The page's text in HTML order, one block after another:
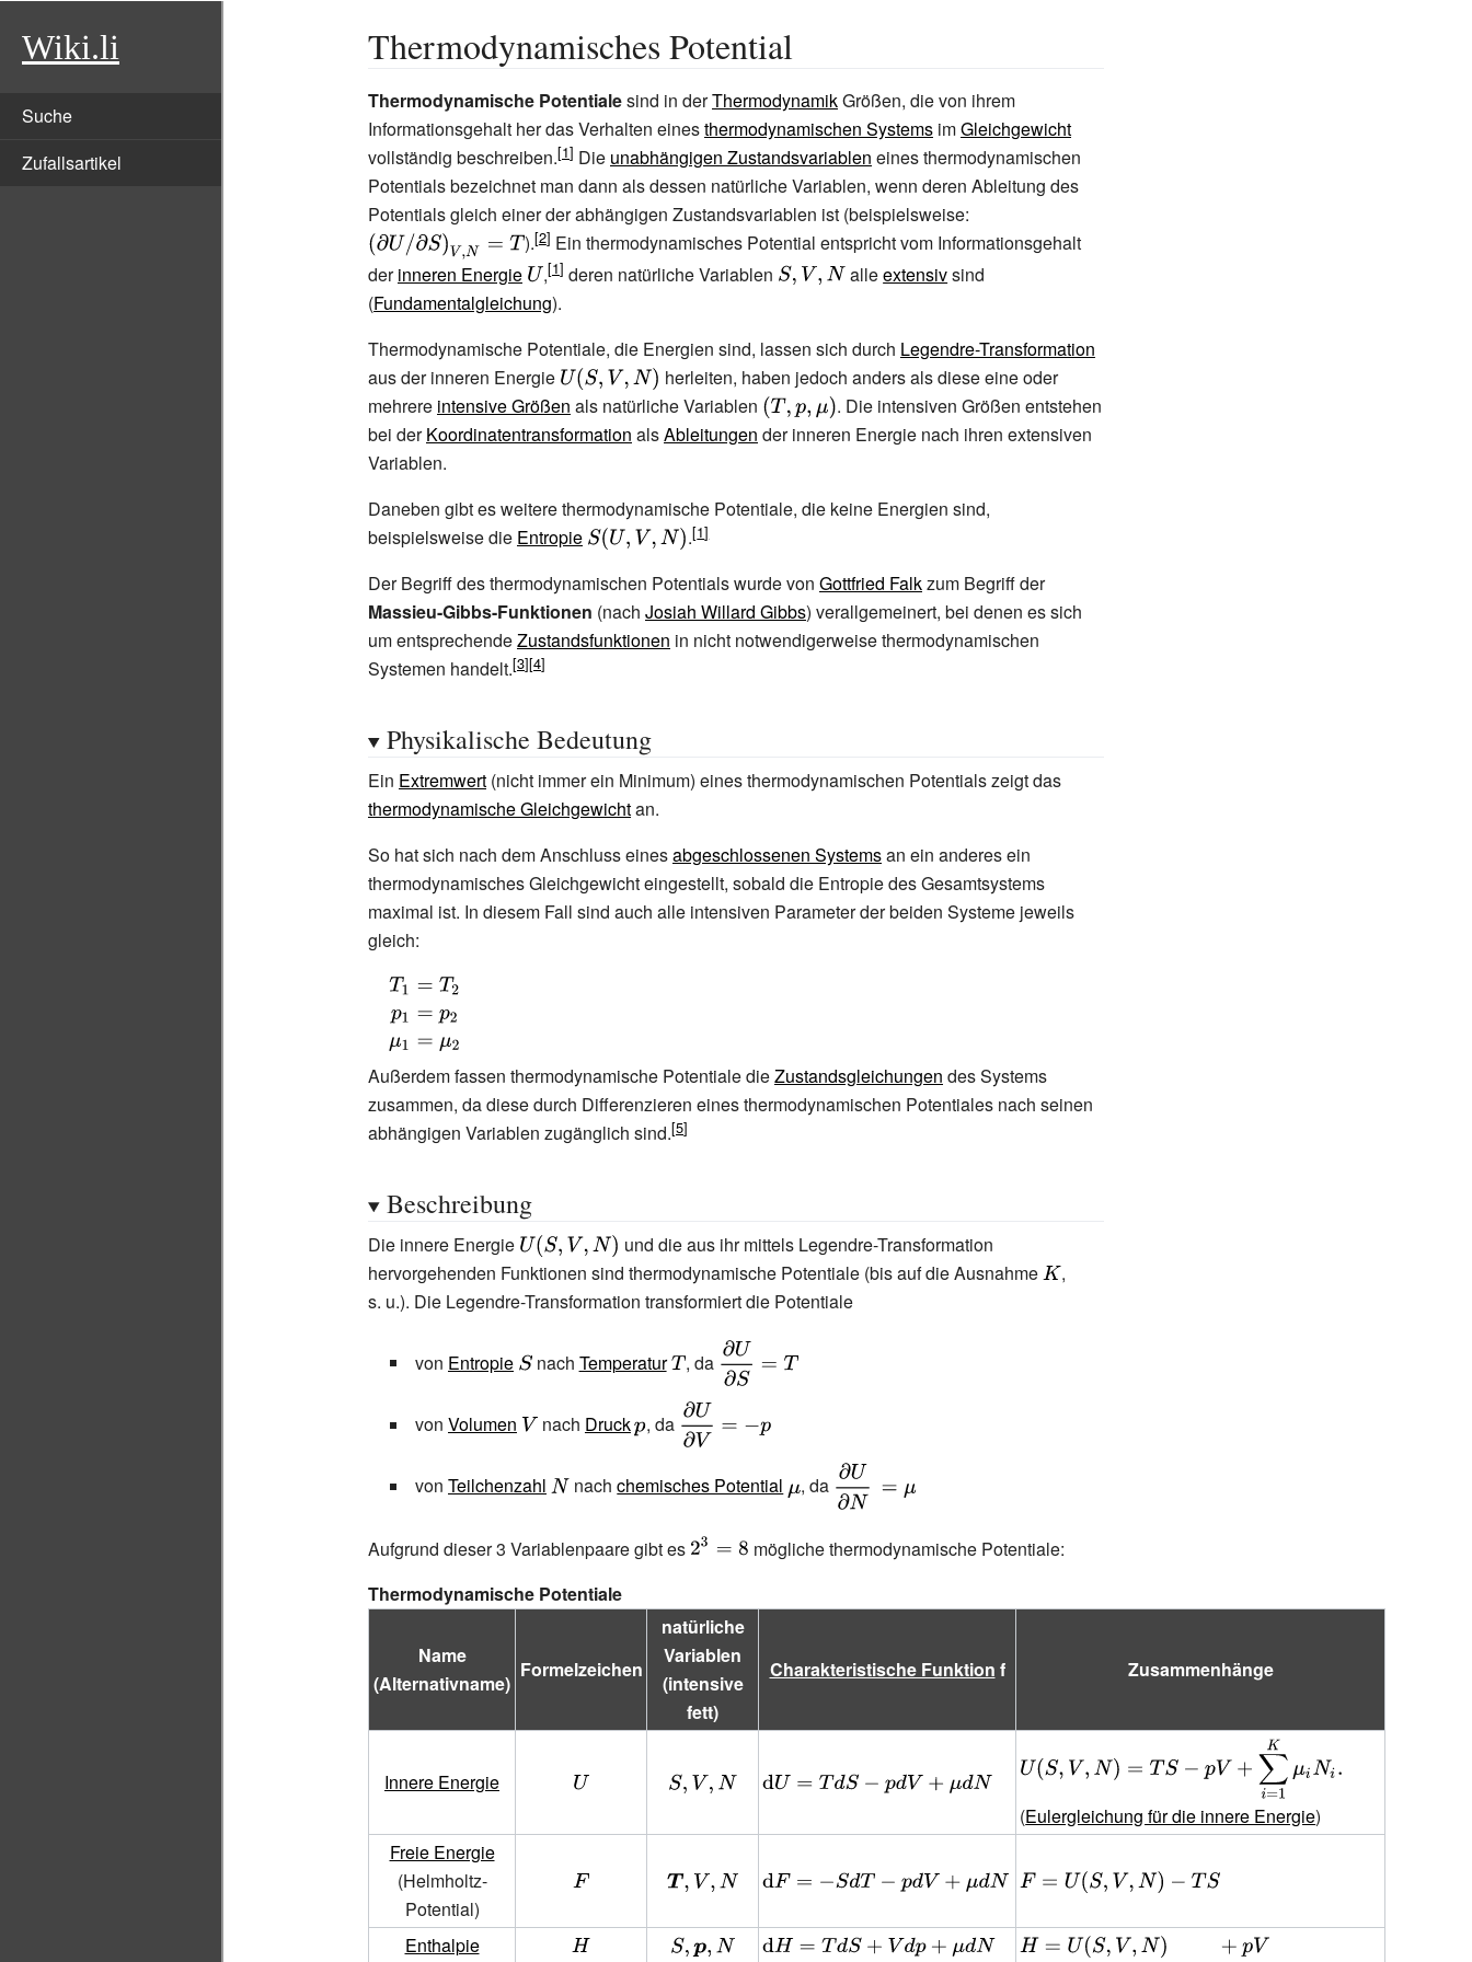
Wiki.li
Suche
Zufallsartikel
Thermodynamisches Potential
Thermodynamische Potentialesind in derThermodynamikGrößen, die von ihrem
Informationsgehalt her das Verhalten einesthermodynamischen Systems imGleichgewicht
vollständig beschreiben.
Die unabhängigen Zustandsvariablen eines thermodynamischen
Potentials bezeichnet man dann als dessen natürliche Variablen, wenn deren Ableitung des
Potentials gleich einer der abhängigen Zustandsvariablen ist (beispielsweise:
\left(\partial
U/\partial
).
Ein thermodynamisches Potential entspricht vom Informationsgehalt
derinneren Energie {\displaystyle
U}
, deren natürliche Variablen {\displaystyle
alleextensivsind
(Fundamentalgleichung).
Thermodynamische Potentiale, die Energien sind, lassen sich durch Legendre-Transformation
aus der inneren Energie {\displaystyle
U(S,V,N)}
herleiten, haben jedoch anders als diese eine oder
mehrere intensive Größen als natürliche Variablen {\displaystyle
(T,p,\mu )}
. Die intensiven Größen entstehen
bei derKoordinatentransformation alsAbleitungen der inneren Energie nach ihren extensiven
Variablen.
Daneben gibt es weitere thermodynamische Potentiale, die keine Energien sind,
beispielsweise die Entropie {\displaystyle.
Der Begriff des thermodynamischen Potentials wurde von Gottfried Falkzum Begriff der
Massieu-Gibbs-Funktionen (nach Josiah Willard Gibbs) verallgemeinert, bei denen es sich
um entsprechendeZustandsfunktionen in nicht notwendigerweise thermodynamischen
Systemen handelt.
Physikalische Bedeutung
Ein Extremwert (nicht immer ein Minimum) eines thermodynamischen Potentials zeigt das
thermodynamische Gleichgewichtan.
So hat sich nach dem Anschluss einesabgeschlossenen Systemsan ein anderes ein
thermodynamisches Gleichgewicht eingestellt, sobald die Entropie des Gesamtsystems
maximal ist. In diesem Fall sind auch alle intensiven Parameter der beiden Systeme jeweils
gleich:
{\displaystyle
{\begin{aligned}T_{1}&=T_{2}\\p_{1}&=p_{2}\\\mu
_{1}&=\mu _{2}\end{aligned}}}
Außerdem fassen thermodynamische Potentiale dieZustandsgleichungen des Systems
zusammen, da diese durch Differenzieren eines thermodynamischen Potentiales nach seinen
abhängigen Variablen zugänglich sind.
Beschreibung
Die innere Energie {\displaystyle
U(S,V,N)}
und die aus ihr mittels Legendre-Transformation
hervorgehenden Funktionen sind thermodynamische Potentiale (bis auf die Ausnahme{\displaystyle
,
s. u.). Die Legendre-Transformation transformiert die Potentiale
von Entropie {\displaystyle
nach Temperatur {\displaystyle
T}
, da {\displaystyle
{\frac {\partial
S}}=T}
von Volumen {\displaystyle
nach Druck
{\displaystyle
p}
, da {\displaystyle
{\frac {\partial
V}}=-p}
von Teilchenzahl {\displaystyle
nachchemisches Potential
{\displaystyle
\mu }
, da {\displaystyle
{\frac {\partial
N}}\,=\mu }
Aufgrund dieser 3 Variablenpaare gibt es {\displaystylemögliche thermodynamische Potentiale:
Thermodynamische Potentiale
Name
(Alternativname)
Formelzeichen
natürliche
Variablen
(intensive
fett)
Charakteristische Funktion f Zusammenhänge
Innere Energie
{\displaystyle{\displaystyle{\displaystyle
U=TdS-
pdV+\mu
{d}N}
U(S,V,N)=TS-
pV+{\sum
_{i=1}^{K}}\,\mu
(Eulergleichung für die innere Energie)
Freie Energie
(Helmholtz-
Potential)
{\displaystyle{\displaystyle
{T}},V,N}
{\displaystyle
F=-SdT-
{\displaystyle
TS}
Enthalpie
{\displaystyle{\displaystyle{\displaystyle
{\displaystyle